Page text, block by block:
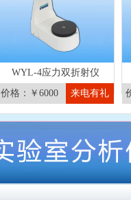
WYL-4应力双折射仪
来电有礼
价格：￥6000